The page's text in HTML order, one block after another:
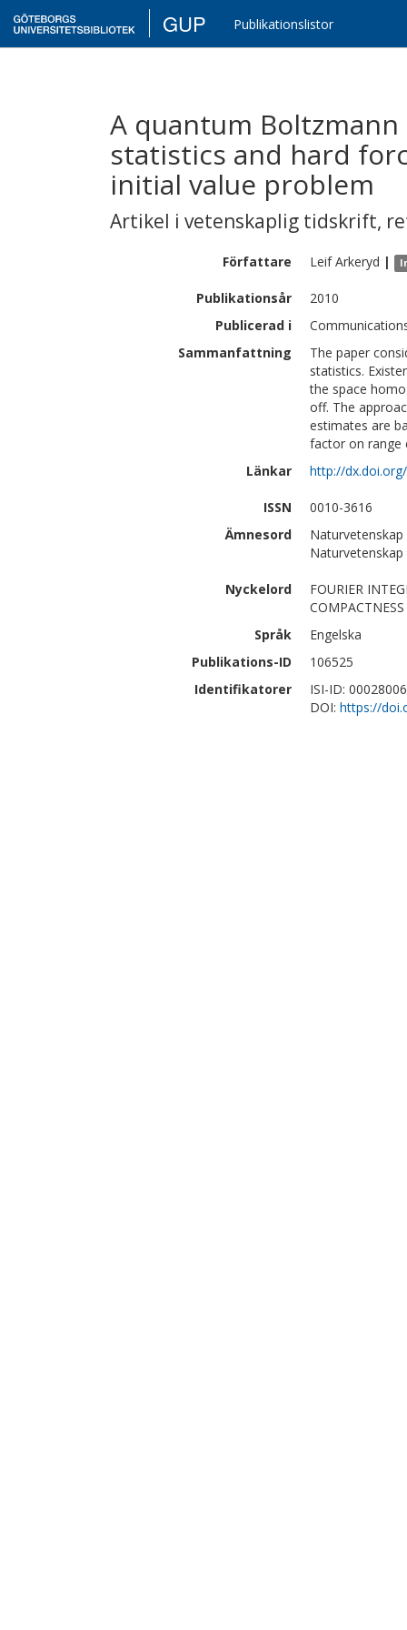
GUP Publikationslistor
A quantum
statistics and hard
initial value problem
Artikel i vetenskaplig tidskrift,
Författare Leif Arkeryd |
Publikationsår
2010
Publicerad i
Sammanfattning
The paper
statistics.
the space
off. The
estimates are
factor on range
Länkar
http://
ISSN
0010-3616
Ämnesord
Nyckelord
FOURIER
COMPACTNESS
Språk
Engelska
Publikations-ID
106525
Identifikatorer
ISI-ID:
DOI: https://